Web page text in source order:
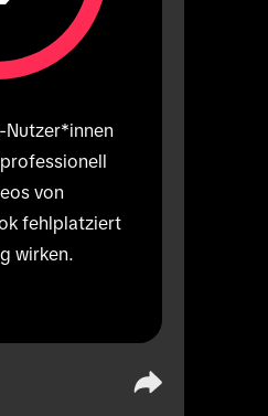
Nutzer*innen
von
fehlplatziert
wirken.